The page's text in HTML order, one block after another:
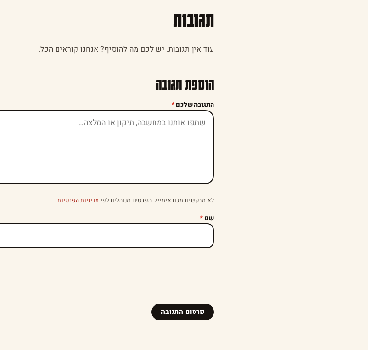
תגובות
עוד אין תגובות. יש לכם מה להוסיף? אנחנו קוראים הכל.
הוספת תגובה
התגובה שלכם *
לא מבקשים מכם אימייל. הפרטים מנוהלים לפי מדיניות הפרטיות.
שם *